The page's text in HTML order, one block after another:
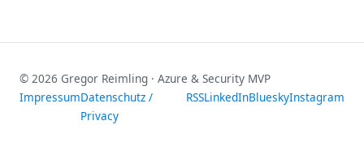
© 2026 Gregor Reimling · Azure & Security MVP
ImpressumDatenschutz /
Privacy
RSSLinkedInBlueskyInstagram